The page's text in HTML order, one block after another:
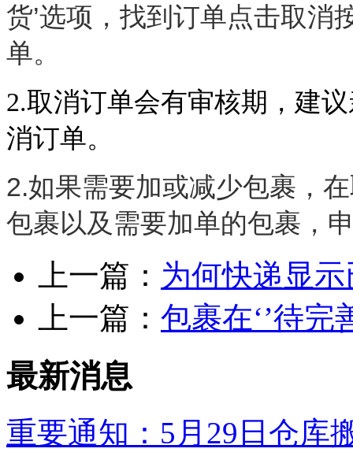
货’选项，找到订单点击取消
单。
2.取消订单会有审核期，建
消订单。
2.如果需要加或减少包裹，
包裹以及需要加单的包裹，
上一篇： 为何快递显
上一篇： 包裹在‘’待完
最新消息
重要通知：5月29日仓库